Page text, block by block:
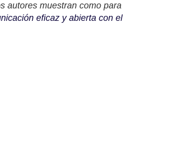
autores muestran como para
eficaz y abierta con el